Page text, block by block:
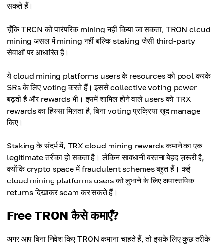
सकते हैं।
चूँकि TRON को पारंपरिक mining नहीं किया जा सकता, TRON cloud
mining असल में mining नहीं बल्कि staking जैसी third-party
सेवाओं पर आधारित है।
ये cloud mining platforms users के resources को pool करके
SRs के लिए voting करते हैं। इससे collective voting power
बढ़ती है और rewards भी। इसमें शामिल होने वाले users को TRX
rewards का हिस्सा मिलता है, बिना voting प्रक्रिया खुद manage
किए।
Staking के संदर्भ में, TRX cloud mining rewards कमाने का एक
legitimate तरीका हो सकता है। लेकिन सावधानी बरतना बेहद ज़रूरी है,
क्योंकि crypto space में fraudulent schemes बहुत हैं। कई
cloud mining platforms users को लुभाने के लिए अवास्तविक
returns दिखाकर scam कर सकते हैं।
Free TRON कैसे कमाएँ?
अगर आप बिना निवेश किए TRON कमाना चाहते हैं, तो इसके लिए कुछ तरीके